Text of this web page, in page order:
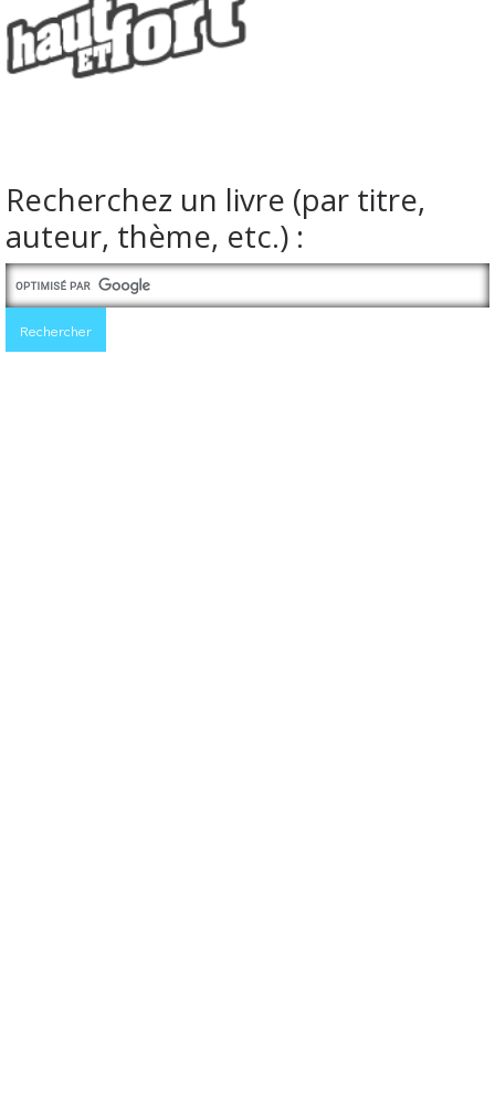
Recherchez un livre (par titre,
auteur, thème, etc.) :